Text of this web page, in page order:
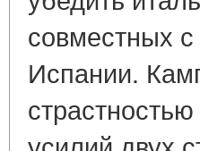
совместных
Испании.